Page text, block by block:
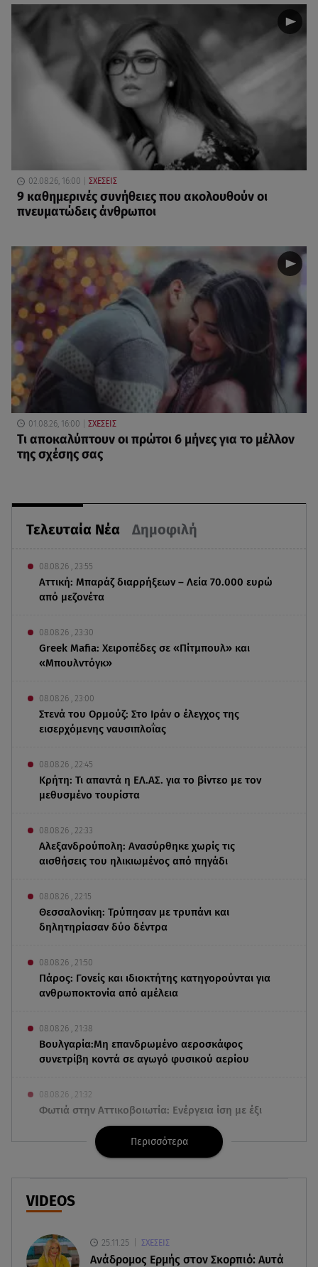
Τελευταία Νέα Δημοφιλή
08.08.26 , 23:55
Αττική: Μπαράζ διαρρήξεων – Λεία 70.000 ευρώ
από μεζονέτα
08.08.26 , 23:30
Greek Mafia: Χειροπέδες σε «Πίτμπουλ» και
«Μπουλντόγκ»
08.08.26 , 23:00
Στενά του Ορμούζ: Στο Ιράν ο έλεγχος της
εισερχόμενης ναυσιπλοΐας
08.08.26 , 22:45
Κρήτη: Τι απαντά η ΕΛ.ΑΣ. για το βίντεο με τον
μεθυσμένο τουρίστα
08.08.26 , 22:33
Αλεξανδρούπολη: Ανασύρθηκε χωρίς τις
αισθήσεις του ηλικιωμένος από πηγάδι
08.08.26 , 22:15
Θεσσαλονίκη: Τρύπησαν με τρυπάνι και
δηλητηρίασαν δύο δέντρα
08.08.26 , 21:50
Πάρος: Γονείς και ιδιοκτήτης κατηγορούνται για
ανθρωποκτονία από αμέλεια
08.08.26 , 21:38
Βουλγαρία:Μη επανδρωμένο αεροσκάφος
συνετρίβη κοντά σε αγωγό φυσικού αερίου
08.08.26 , 21:32
Φωτιά στην Αττικοβοιωτία: Ενέργεια ίση με έξι
ατομικές βόμβες
«Ισλαμικό ΝΑΤΟ»: Πώς επηρεάζεται η Ελλάδα
Τραγωδία στην Πάρο: Νεκρό 4χρονο παιδί σε
πισίνα
Περισσότερα
VIDEOS
25.11.25 ΣΧΕΣΕΙΣ
Ανάδρομος Ερμής στον Σκορπιό: Αυτά
02.08.26, 16:00 ΣΧΕΣΕΙΣ
9 καθημερινές συνήθειες που ακολουθούν οι
πνευματώδεις άνθρωποι
01.08.26, 16:00 ΣΧΕΣΕΙΣ
Τι αποκαλύπτουν οι πρώτοι 6 μήνες για το μέλλον
της σχέσης σας